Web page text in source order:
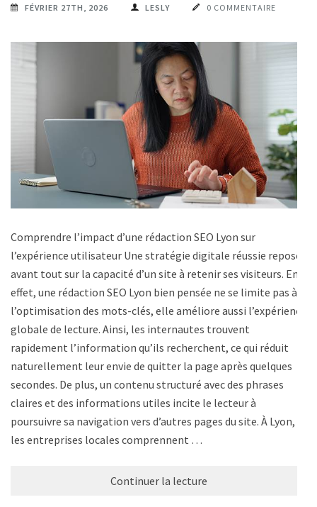
FÉVRIER 27TH, 2026 LESLY 0 COMMENTAIRE
Comprendre l’impact d’une rédaction SEO Lyon sur
l’expérience utilisateur Une stratégie digitale réussie repose
avant tout sur la capacité d’un site à retenir ses visiteurs. En
effet, une rédaction SEO Lyon bien pensée ne se limite pas à
l’optimisation des mots-clés, elle améliore aussi l’expérience
globale de lecture. Ainsi, les internautes trouvent
rapidement l’information qu’ils recherchent, ce qui réduit
naturellement leur envie de quitter la page après quelques
secondes. De plus, un contenu structuré avec des phrases
claires et des informations utiles incite le lecteur à
poursuivre sa navigation vers d’autres pages du site. À Lyon,
les entreprises locales comprennent …
Continuer la lecture